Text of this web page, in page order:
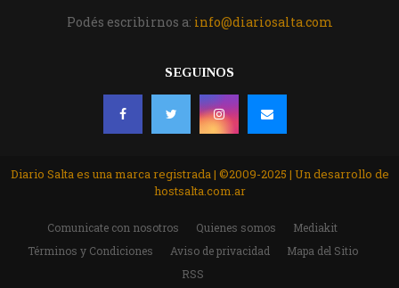
Podés escribirnos a: info@diariosalta.com
SEGUINOS
Diario Salta es una marca registrada | ©2009-2025 | Un desarrollo de
hostsalta.com.ar
Comunicate con nosotros Quienes somos
Mediakit
Términos y Condiciones
Aviso de privacidad
Mapa del Sitio
RSS